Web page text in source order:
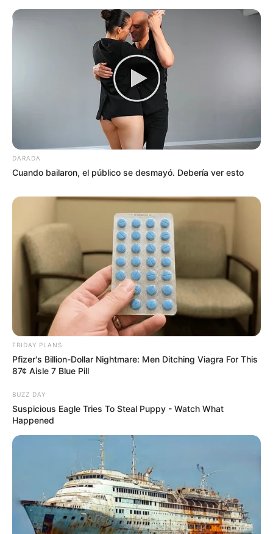
DARADA
Cuando bailaron, el público se desmayó. Debería ver esto
FRIDAY PLANS
Pfizer's Billion-Dollar Nightmare: Men Ditching Viagra For This
87¢ Aisle 7 Blue Pill
BUZZ DAY
Suspicious Eagle Tries To Steal Puppy - Watch What
Happened